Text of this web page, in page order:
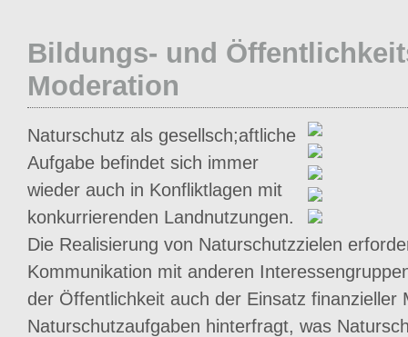
Bildungs- und
Moderation
Naturschutz als gesellsch;aftliche
Aufgabe befindet sich immer
wieder auch in Konfliktlagen mit
konkurrierenden Landnutzungen.
Die Realisierung von Naturschutzzielen
Kommunikation mit anderen
der Öffentlichkeit auch der Einsatz finanzieller
Naturschutzaufgaben hinterfragt, was